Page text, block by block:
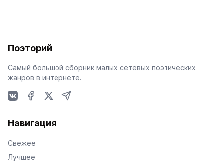
Поэторий
Самый большой сборник малых сетевых поэтических
жанров в интернете.
Навигация
Свежее
Лучшее